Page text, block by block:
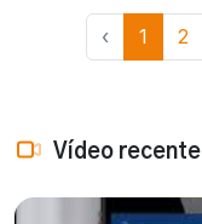
‹ 1 2
Vídeo recente